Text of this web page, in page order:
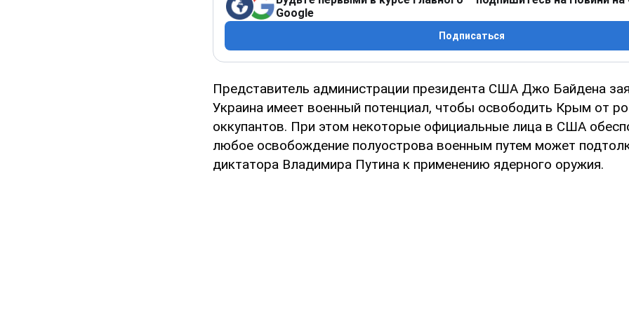
Google
Подписаться
Представитель администрации президента США Джо Байдена
Украина имеет военный потенциал, чтобы освободить Крым от
оккупантов. При этом некоторые официальные лица в США
любое освобождение полуострова военным путем может
диктатора Владимира Путина к применению ядерного оружия.